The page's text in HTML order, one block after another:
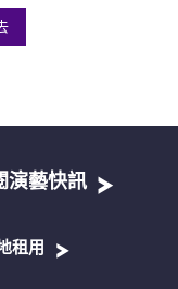
的小行板 *
演藝快訊
租用